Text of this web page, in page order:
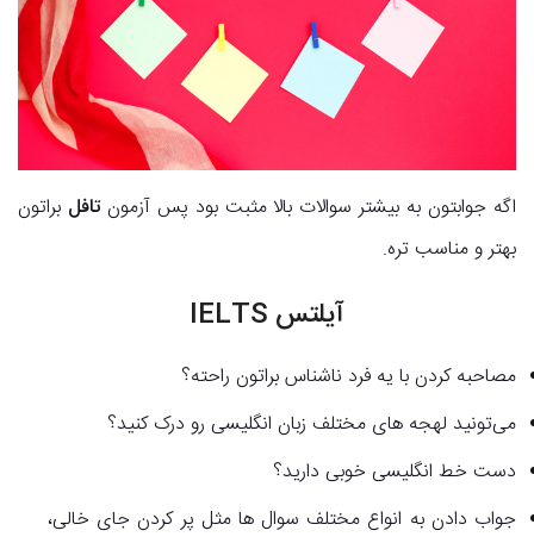
اگه جوابتون به بیشتر سوالات بالا مثبت بود پس آزمونتافل براتون
بهتر و مناسب تره.
آیلتس IELTS
مصاحبه کردن با یه فرد ناشناس براتون راحته؟
می‌تونید لهجه های مختلف زبان انگلیسی رو درک کنید؟
دست خط انگلیسی خوبی دارید؟
جواب دادن به انواع مختلف سوال ها مثل پر کردن جای خالی،